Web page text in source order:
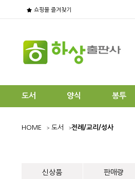
쇼핑몰 즐겨찾기
도서 양식 봉투
HOME 도서 전례/교리/성사
신상품 판매량